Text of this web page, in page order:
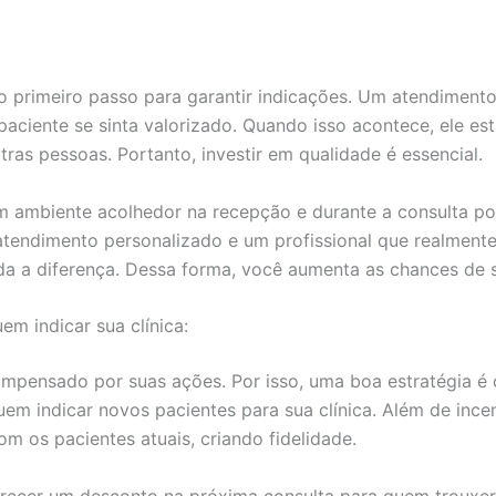
primeiro passo para garantir indicações. Um
se sinta valorizado. Quando isso acontece, ele
pessoas. Portanto, investir em qualidade é essencial.
ambiente acolhedor na recepção e durante a consulta
personalizado e um profissional que
a diferença. Dessa forma, você aumenta as chances de
indicar sua clínica:
por suas ações. Por isso, uma boa estratégia
indicar novos pacientes para sua clínica. Além de
os pacientes atuais, criando fidelidade.